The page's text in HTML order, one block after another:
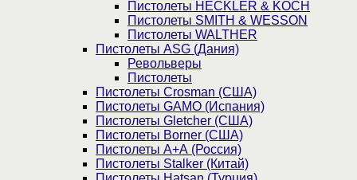
Пистолеты HECKLER & KOCH
Пистолеты SMITH & WESSON
Пистолеты WALTHER
Пистолеты ASG (Дания)
Револьверы
Пистолеты
Пистолеты Crosman (США)
Пистолеты GAMO (Испания)
Пистолеты Gletcher (США)
Пистолеты Borner (США)
Пистолеты А+А (Россия)
Пистолеты Stalker (Китай)